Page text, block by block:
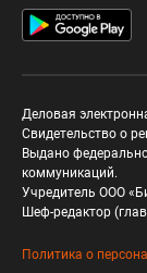
Деловая
Свидетельство о
Выдано
коммуникаций.
Учредитель ООО
Шеф-редактор
Политика о